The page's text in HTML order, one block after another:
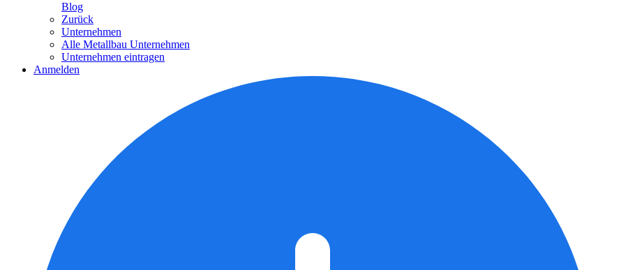
Blog
Zurück
Unternehmen
Alle Metallbau Unternehmen
Unternehmen eintragen
Anmelden